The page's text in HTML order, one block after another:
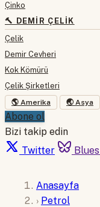
Çinko
🔨 DEMIR ÇELIK
Çelik
Demir Cevheri
Kok Kömürü
Çelik Şirketleri
🌎 Amerika 🌏 Asya
Abone ol
Bizi takip edin
Twitter
Anasayfa
› Petrol